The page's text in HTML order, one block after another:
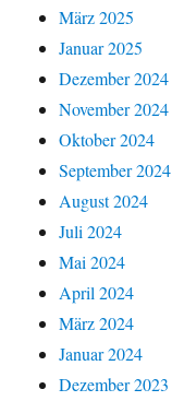
März 2025
Januar 2025
Dezember 2024
November 2024
Oktober 2024
September 2024
August 2024
Juli 2024
Mai 2024
April 2024
März 2024
Januar 2024
Dezember 2023